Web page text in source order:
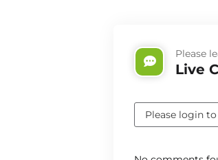
Please
Live